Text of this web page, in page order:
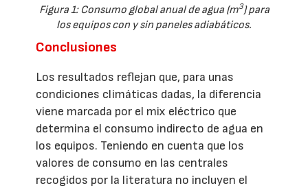
Figura 1: Consumo global anual de agua (m3) para
los equipos con y sin paneles adiabáticos.
Conclusiones
Los resultados reflejan que, para unas
condiciones climáticas dadas, la diferencia
viene marcada por el mix eléctrico que
determina el consumo indirecto de agua en
los equipos. Teniendo en cuenta que los
valores de consumo en las centrales
recogidos por la literatura no incluyen el